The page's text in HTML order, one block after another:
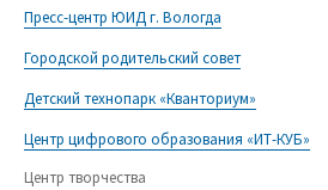
Пресс-центр ЮИД г. Вологда
Городской родительский совет
Детский технопарк «Кванториум»
Центр цифрового образования «ИТ-КУБ»
Центр творчества